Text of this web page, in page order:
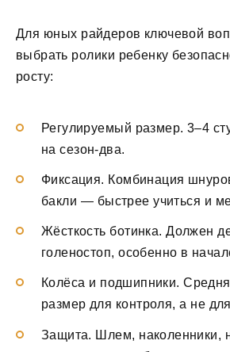
Для юных райдеров ключевой
выбрать ролики ребенку
росту:
Регулируемый размер. 3–4
на сезон-два.
Фиксация. Комбинация
бакли — быстрее учиться и
Жёсткость ботинка. Должен
голеностоп, особенно в
Колёса и подшипники.
размер для контроля, а не
Защита. Шлем, наколенники,